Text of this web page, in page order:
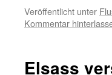
Veröffentlicht unter
Kommentar
Elsass